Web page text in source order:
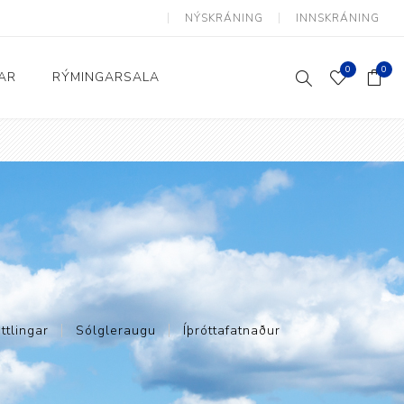
NÝSKRÁNING INNSKRÁNING
Baðherbergi
Eldhús
Lyftihægindastólar
Ruslafötur
Stólar og vinnuvernd
Svefnherbergi
Athafnir daglegs lífs
RÝMINGARSALA 0 0
Sólgleraugu Íþróttafatnaður